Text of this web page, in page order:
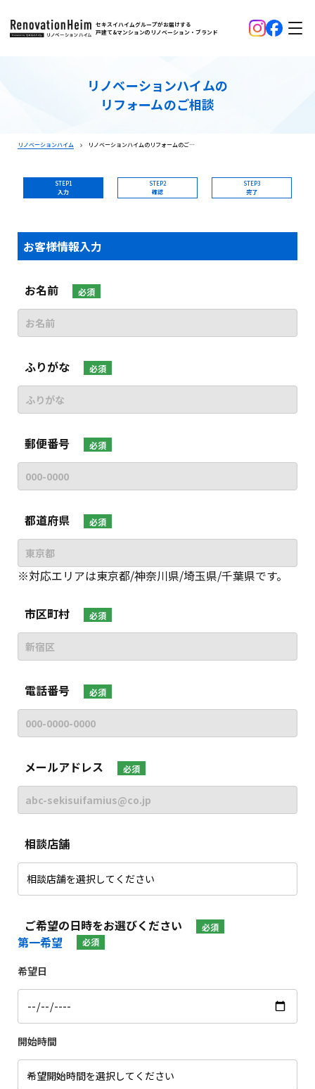
セキスイハイムグループがお届けする
戸建て&マンションのリノベーション・ブランド
リノベーションハイムの
リフォームのご相談
リノベーションハイム リノベーションハイムのリフォームのご相談
STEP1
入力
STEP2
確認
STEP3
完了
お客様情報入力
お名前 必須
ふりがな 必須
郵便番号 必須
都道府県 必須
※対応エリアは東京都/神奈川県/埼玉県/千葉県です。
市区町村 必須
電話番号 必須
メールアドレス 必須
相談店舗
ご希望の日時をお選びください 必須
第一希望 必須
希望日
開始時間